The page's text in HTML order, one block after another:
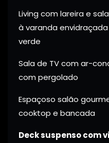
Living com lareira e
à varanda
verde
Sala de TV com ar-
com pergolado
Espaçoso salão
cooktop e bancada
Deck suspenso com